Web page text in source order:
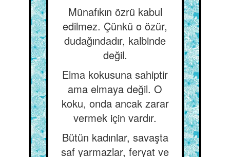
Münafıkın özrü kabul
edilmez. Çünkü o özür,
dudağındadır, kalbinde
değil.
Elma kokusuna sahiptir
ama elmaya değil. O
koku, onda ancak zarar
vermek için vardır.
Bütün kadınlar, savaşta
saf yarmazlar, feryat ve